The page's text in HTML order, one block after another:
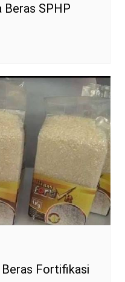
Beras SPHP
Beras Fortifikasi